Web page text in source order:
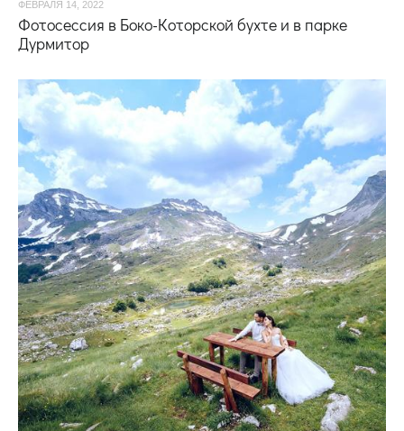
ФЕВРАЛЯ 14, 2022
Фотосессия в Боко-Которской бухте и в парке
Дурмитор